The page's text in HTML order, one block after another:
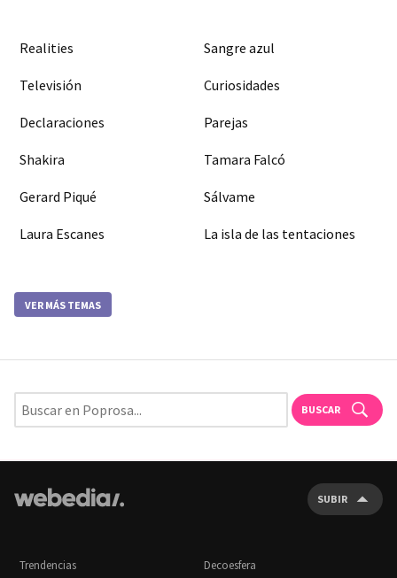
Realities Sangre azul
Televisión Curiosidades
Declaraciones Parejas
Shakira Tamara Falcó
Gerard Piqué Sálvame
Laura Escanes La isla de las tentaciones
VER MÁS TEMAS
BUSCAR
SUBIR
Trendencias Decoesfera